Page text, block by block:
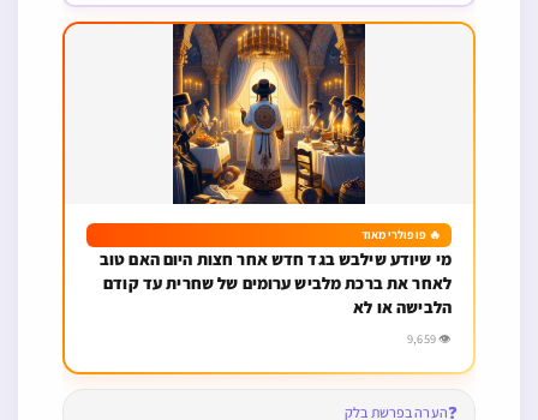
🔥 פופולרי מאוד
מי שיודע שילבש בגד חדש אחר חצות היום האם טוב
לאחר את ברכת מלביש ערומים של שחרית עד קודם
הלבישה או לא
👁 9,659
❓הערה בפרשת בלק